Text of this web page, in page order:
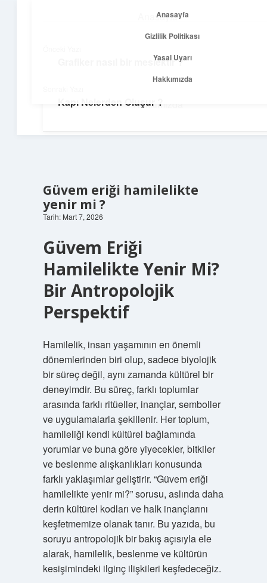
Anasayfa
Yasal Uyarı
Hakkımızda
Temiz Fikir Pınarı
Güvem eriği hamilelikte
yenir mi ?
Tarih: Mart 7, 2026
Güvem Eriği
Hamilelikte Yenir Mi?
Bir Antropolojik
Perspektif
Hamilelik, insan yaşamının en önemli
dönemlerinden biri olup, sadece biyolojik
bir süreç değil, aynı zamanda kültürel bir
deneyimdir. Bu süreç, farklı toplumlar
arasında farklı ritüeller, inançlar, semboller
ve uygulamalarla şekillenir. Her toplum,
hamileliği kendi kültürel bağlamında
yorumlar ve buna göre yiyecekler, bitkiler
ve beslenme alışkanlıkları konusunda
farklı yaklaşımlar geliştirir. “Güvem eriği
hamilelikte yenir mi?” sorusu, aslında daha
derin kültürel kodları ve halk inançlarını
keşfetmemize olanak tanır. Bu yazıda, bu
soruyu antropolojik bir bakış açısıyla ele
alarak, hamilelik, beslenme ve kültürün
kesişimindeki ilginç ilişkileri keşfedeceğiz.
Grafiker nasıl bir meslektir ?
Kapı Nelerden Oluşur ?
Anasayfa
Gizlilik Politikası
Yasal Uyarı
Hakkımızda